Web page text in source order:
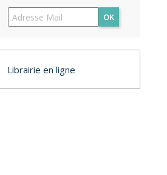
OK
Librairie en ligne